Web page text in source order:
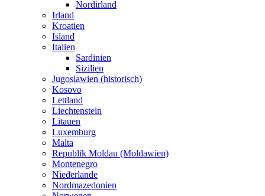
Nordirland
Irland
Kroatien
Island
Italien
Sardinien
Sizilien
Jugoslawien (historisch)
Kosovo
Lettland
Liechtenstein
Litauen
Luxemburg
Malta
Republik Moldau (Moldawien)
Montenegro
Niederlande
Nordmazedonien